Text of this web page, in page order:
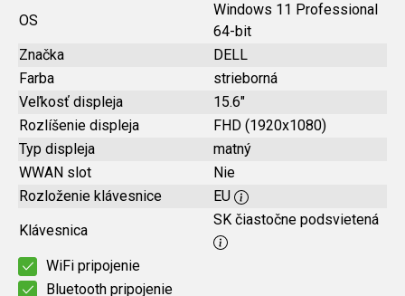
OS
Windows 11 Professional
64-bit
Značka
DELL
Farba
strieborná
Veľkosť displeja
15.6"
Rozlíšenie displeja
FHD (1920x1080)
Typ displeja
matný
WWAN slot
Nie
Rozloženie klávesnice
EU
Klávesnica
SK čiastočne podsvietená
WiFi pripojenie
Bluetooth pripojenie